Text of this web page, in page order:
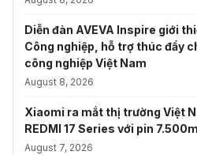
Diễn đàn AVEVA Inspire giới
Công nghiệp, hỗ trợ thúc đẩy
công nghiệp Việt Nam
August 8, 2026
Xiaomi ra mắt thị trường Việt
REDMI 17 Series với pin
August 7, 2026